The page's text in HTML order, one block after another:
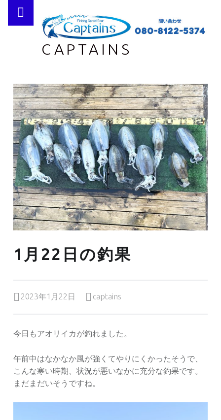
CAPTAINS
1月22日の釣果
2023年1月22日
captains
今日もアオリイカが釣れました。
午前中はなかなか風が強くてやりにくかったそうで、
こんな寒い時期、状況が悪いなかに充分な釣果です。
まだまだいそうですね。